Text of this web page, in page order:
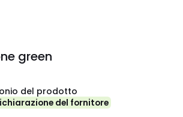
green
del prodotto
del fornitore